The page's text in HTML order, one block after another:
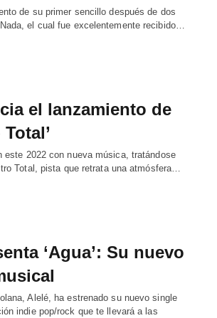
de su primer sencillo después de dos
el cual fue excelentemente recibido…
el lanzamiento de
este 2022 con nueva música, tratándose
Total, pista que retrata una atmósfera…
‘Agua’: Su nuevo
Alelé, ha estrenado su nuevo single
indie pop/rock que te llevará a las